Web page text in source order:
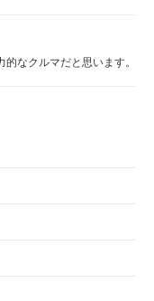
なクルマだと思います。